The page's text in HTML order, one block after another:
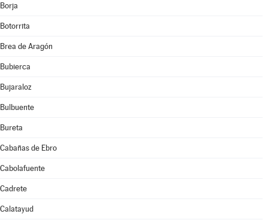
Borja
Botorrita
Brea de Aragón
Bubierca
Bujaraloz
Bulbuente
Bureta
Cabañas de Ebro
Cabolafuente
Cadrete
Calatayud